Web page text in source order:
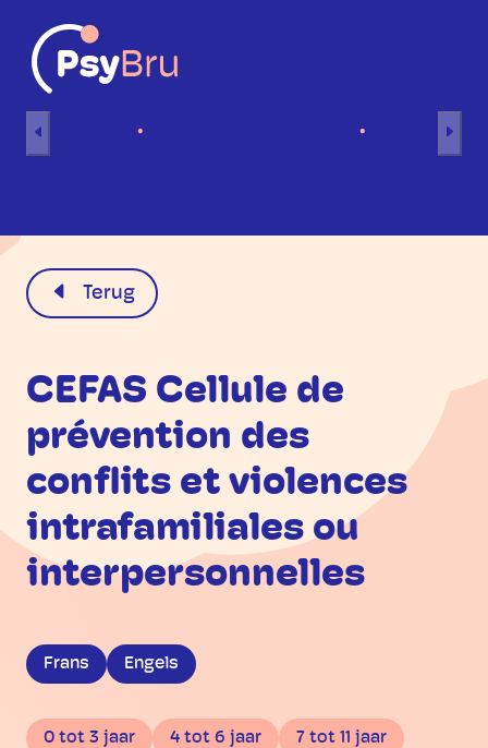
Terug
CEFAS Cellule de
prévention des
conflits et violences
intrafamiliales ou
interpersonnelles
Frans Engels
0 tot 3 jaar 4 tot 6 jaar 7 tot 11 jaar